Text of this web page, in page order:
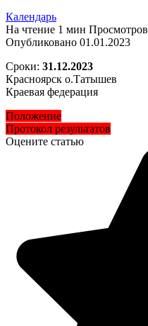
Календарь
На чтение 1 мин Просмотров
Опубликовано 01.01.2023
Сроки: 31.12.2023
Красноярск о.Татышев
Краевая федерация
Положение
Протокол результатов
Оцените статью